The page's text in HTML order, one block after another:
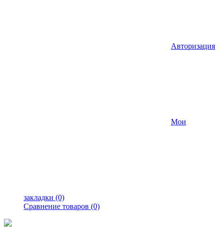
Авторизация
Мои
закладки (0)
Сравнение товаров (0)